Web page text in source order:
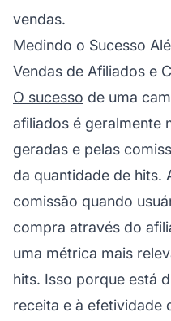
vendas.
Medindo o Sucesso
Vendas de Afiliados e
O sucesso de uma
afiliados é geralmente
geradas e pelas
da quantidade de hits.
comissão quando
compra através do
uma métrica mais
hits. Isso porque está
receita e à efetividade